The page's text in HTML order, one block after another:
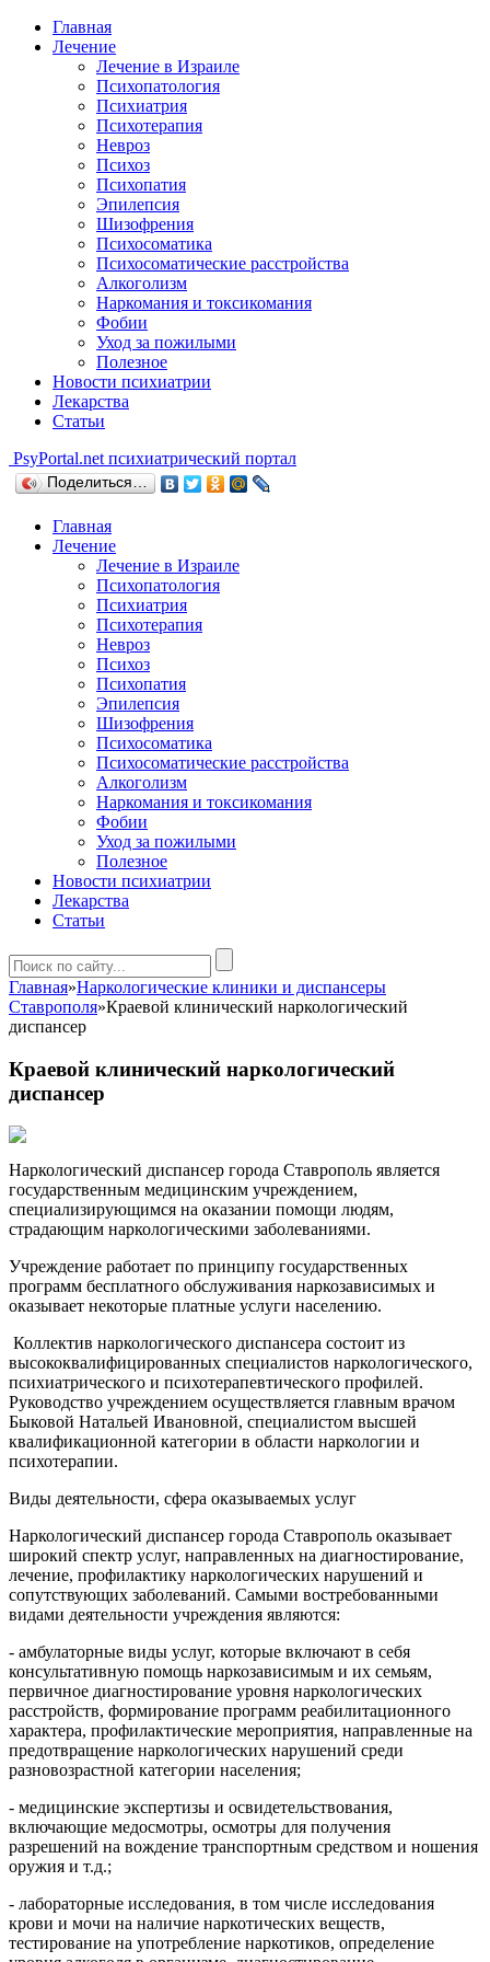
Главная
Лечение
Лечение в Израиле
Психопатология
Психиатрия
Психотерапия
Невроз
Психоз
Психопатия
Эпилепсия
Шизофрения
Психосоматика
Психосоматические расстройства
Алкоголизм
Наркомания и токсикомания
Фобии
Уход за пожилыми
Полезное
Новости психиатрии
Лекарства
Статьи
PsyPortal.net психиатрический портал
Поделиться…
Главная
Лечение
Лечение в Израиле
Психопатология
Психиатрия
Психотерапия
Невроз
Психоз
Психопатия
Эпилепсия
Шизофрения
Психосоматика
Психосоматические расстройства
Алкоголизм
Наркомания и токсикомания
Фобии
Уход за пожилыми
Полезное
Новости психиатрии
Лекарства
Статьи
Главная»Наркологические клиники и диспансеры
Ставрополя»Краевой клинический наркологический
диспансер
Краевой клинический наркологический
диспансер
Наркологический диспансер города Ставрополь является
государственным медицинским учреждением,
специализирующимся на оказании помощи людям,
страдающим наркологическими заболеваниями.
Учреждение работает по принципу государственных
программ бесплатного обслуживания наркозависимых и
оказывает некоторые платные услуги населению.
Коллектив наркологического диспансера состоит из
высококвалифицированных специалистов наркологического,
психиатрического и психотерапевтического профилей.
Руководство учреждением осуществляется главным врачом
Быковой Натальей Ивановной, специалистом высшей
квалификационной категории в области наркологии и
психотерапии.
Виды деятельности, сфера оказываемых услуг
Наркологический диспансер города Ставрополь оказывает
широкий спектр услуг, направленных на диагностирование,
лечение, профилактику наркологических нарушений и
сопутствующих заболеваний. Самыми востребованными
видами деятельности учреждения являются:
- амбулаторные виды услуг, которые включают в себя
консультативную помощь наркозависимым и их семьям,
первичное диагностирование уровня наркологических
расстройств, формирование программ реабилитационного
характера, профилактические мероприятия, направленные на
предотвращение наркологических нарушений среди
разновозрастной категории населения;
- медицинские экспертизы и освидетельствования,
включающие медосмотры, осмотры для получения
разрешений на вождение транспортным средством и ношения
оружия и т.д.;
- лабораторные исследования, в том числе исследования
крови и мочи на наличие наркотических веществ,
тестирование на употребление наркотиков, определение